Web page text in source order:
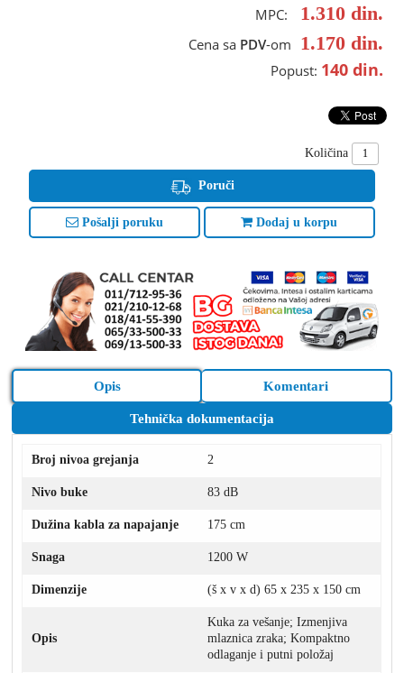
MPC: 1.310 din.
Cena sa PDV-om 1.170 din.
Popust: 140 din.
Količina
Poruči
Pošalji poruku Dodaj u korpu
Opis
Tehnička dokumentacija
Komentari
Broj nivoa grejanja 2
Nivo buke 83 dB
Dužina kabla za napajanje 175 cm
Snaga 1200 W
Dimenzije (š x v x d) 65 x 235 x 150 cm
Opis
Kuka za vešanje; Izmenjiva
mlaznica zraka; Kompaktno
odlaganje i putni položaj